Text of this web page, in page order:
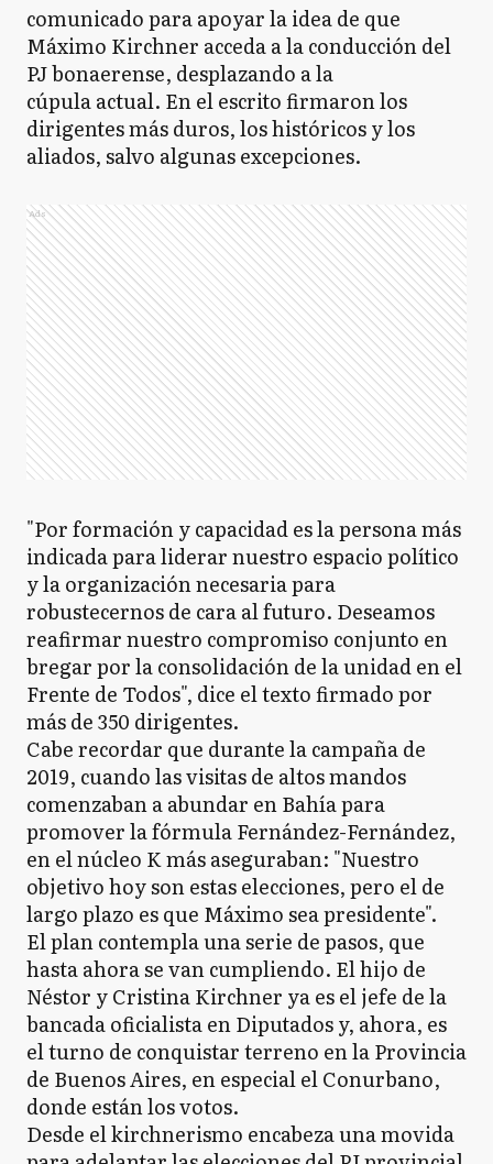
comunicado para apoyar la idea de que
Máximo Kirchner acceda a la conducción del
PJ bonaerense, desplazando a la
cúpula actual. En el escrito firmaron los
dirigentes más duros, los históricos y los
aliados, salvo algunas excepciones.
Ads
"Por formación y capacidad es la persona más
indicada para liderar nuestro espacio político
y la organización necesaria para
robustecernos de cara al futuro. Deseamos
reafirmar nuestro compromiso conjunto en
bregar por la consolidación de la unidad en el
Frente de Todos", dice el texto firmado por
más de 350 dirigentes.
Cabe recordar que durante la campaña de
2019, cuando las visitas de altos mandos
comenzaban a abundar en Bahía para
promover la fórmula Fernández-Fernández,
en el núcleo K más aseguraban: "Nuestro
objetivo hoy son estas elecciones, pero el de
largo plazo es que Máximo sea presidente".
El plan contempla una serie de pasos, que
hasta ahora se van cumpliendo. El hijo de
Néstor y Cristina Kirchner ya es el jefe de la
bancada oficialista en Diputados y, ahora, es
el turno de conquistar terreno en la Provincia
de Buenos Aires, en especial el Conurbano,
donde están los votos.
Desde el kirchnerismo encabeza una movida